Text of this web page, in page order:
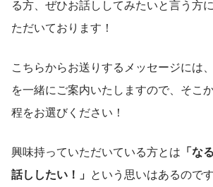
る方、ぜひお話ししてみたいと言う方
ただいております！
こちらからお送りするメッセージには
を一緒にご案内いたしますので、そこ
程をお選びください！
興味持っていただいている方とは 「な
話ししたい！」 という思いはあるので